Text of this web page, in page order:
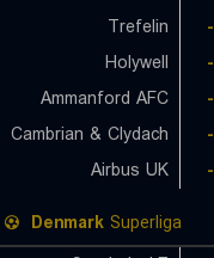
Trefelin
-
Holywell
-
Ammanford AFC
-
Cambrian & Clydach
-
Airbus UK
-
Denmark Superliga